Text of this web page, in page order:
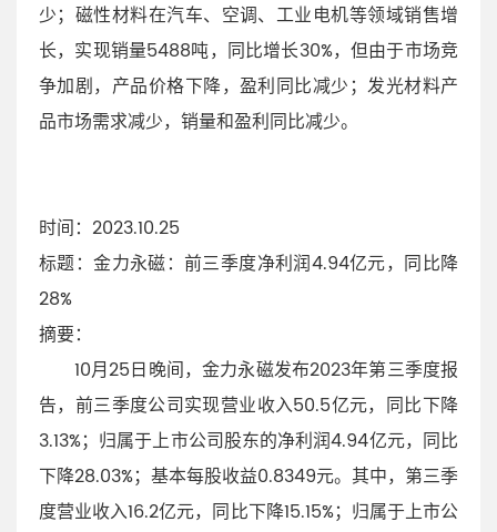
少；磁性材料在汽车、空调、工业电机等领域销售增
长，实现销量5488吨，同比增长30%，但由于市场竞
争加剧，产品价格下降，盈利同比减少；发光材料产
品市场需求减少，销量和盈利同比减少。
时间：2023.10.25
标题：金力永磁：前三季度净利润4.94亿元，同比降
28%
摘要：
10月25日晚间，金力永磁发布2023年第三季度报
告，前三季度公司实现营业收入50.5亿元，同比下降
3.13%；归属于上市公司股东的净利润4.94亿元，同比
下降28.03%；基本每股收益0.8349元。其中，第三季
度营业收入16.2亿元，同比下降15.15%；归属于上市公